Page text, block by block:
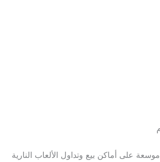
على أماكن بيع وتداول الألعاب النارية